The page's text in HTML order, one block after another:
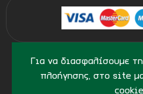
Για να διασφαλίσουμε
πλοήγησης, στο site
© 2013 - 2026